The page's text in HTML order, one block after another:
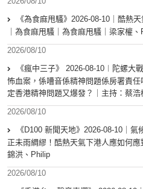
《為食麻甩騷》2026-08-10｜酷熱
｜為食麻甩騷｜為食麻甩騷｜梁家權、
2026/08/10
《瘋中三子》 2026-08-10︱陀螺大
怖血案，係嘈音係精神問題係房署責
定香港精神問題又爆發？｜主持：蔡浩
2026/08/10
《D100 新聞天地》2026-08-10｜
正未雨綢繆！酷熱天氣下港人應如何
錦洪、Philip
2026/08/10